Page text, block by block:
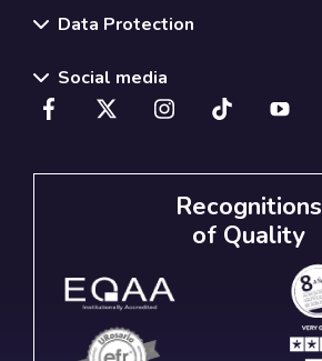
Data Protection
Social media
Recognitions
of Quality